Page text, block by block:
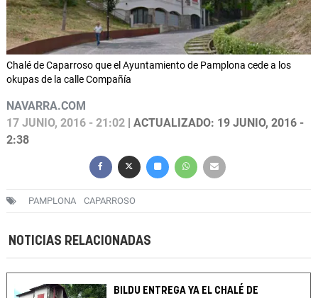
Chalé de Caparroso que el Ayuntamiento de Pamplona cede a los
okupas de la calle Compañía
NAVARRA.COM
17 JUNIO, 2016 - 21:02 | ACTUALIZADO: 19 JUNIO, 2016 -
2:38
PAMPLONA CAPARROSO
NOTICIAS RELACIONADAS
BILDU ENTREGA YA EL CHALÉ DE